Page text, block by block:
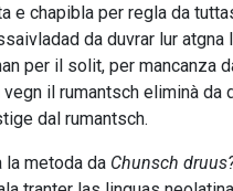
e chapibla per regla da
da duvrar lur atgna
per il solit, per mancanza
il rumantsch eliminà da
dal rumantsch.
la metoda da Chunsch